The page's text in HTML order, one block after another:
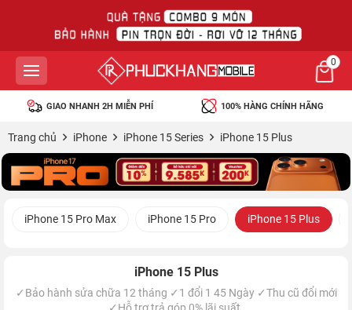
0
GIAO NHANH 2H MIỄN PHÍ 100% HÀNG CHÍNH HÃNG
Trang chủ iPhone iPhone 15 Series iPhone 15 Plus
iPhone 15 Pro Max iPhone 15 Pro iPhone 15 Plus
iPhone 15 Plus
✓Bảo hành sửa chữa 12 tháng ✓1 đổi 1 45 Ngày ✓Thu cũ đổi mới